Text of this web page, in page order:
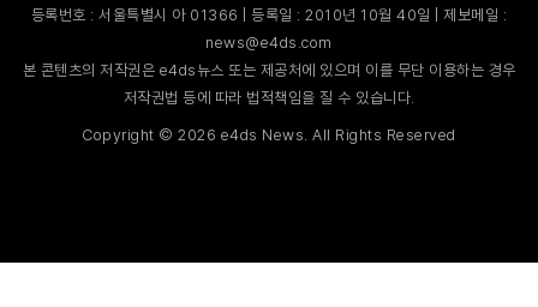
등록번호 : 서울특별시 아 01366 | 등록일 : 2010년 10월 40일 | 제보메일 :
news@e4ds.com
본 콘텐츠의 저작권은 e4ds뉴스 또는 제공처에 있으며 이를 무단 이용하는 경우
저작권법 등에 따라 법적책임을 질 수 있습니다.
Copyright ©2026 e4ds News. All Rights Reserved